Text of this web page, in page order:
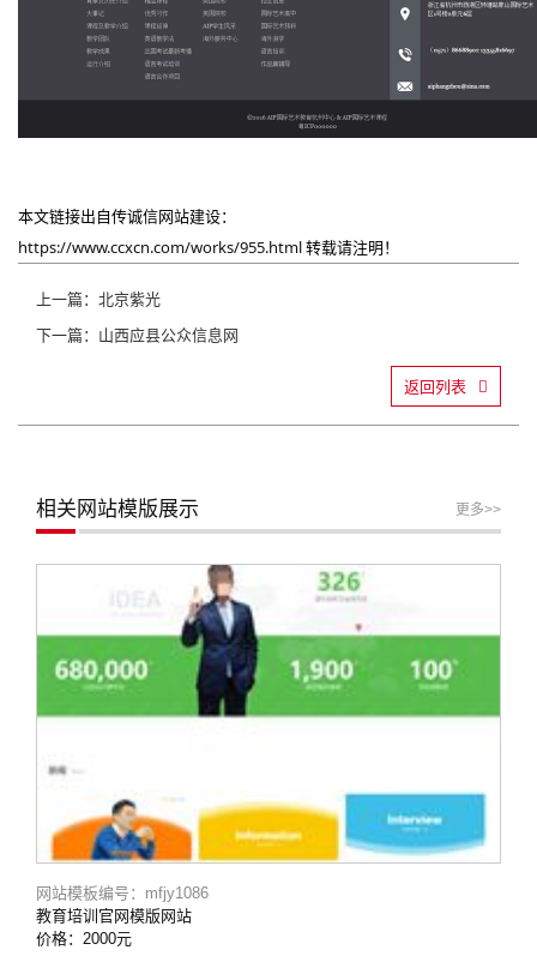
本文链接出自传诚信网站建设：
https://www.ccxcn.com/works/955.html转载请注明！
上一篇：北京紫光
下一篇：山西应县公众信息网
返回列表
相关网站模版展示 更多>>
网站模板编号：mfjy1086
教育培训官网模版网站
价格：2000元